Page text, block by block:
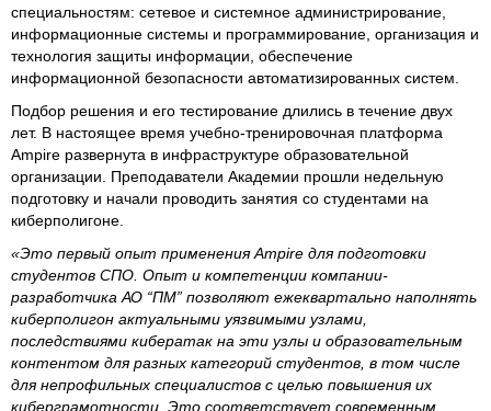
специальностям: сетевое и системное администрирование,
информационные системы и программирование, организация и
технология защиты информации, обеспечение
информационной безопасности автоматизированных систем.
Подбор решения и его тестирование длились в течение двух
лет. В настоящее время учебно-тренировочная платформа
Ampire развернута в инфраструктуре образовательной
организации. Преподаватели Академии прошли недельную
подготовку и начали проводить занятия со студентами на
киберполигоне.
«Это первый опыт применения Ampire для подготовки
студентов СПО. Опыт и компетенции компании-
разработчика АО “ПМ” позволяют ежеквартально наполнять
киберполигон актуальными уязвимыми узлами,
последствиями кибератак на эти узлы и образовательным
контентом для разных категорий студентов, в том числе
для непрофильных специалистов с целью повышения их
киберграмотности. Это соответствует современным